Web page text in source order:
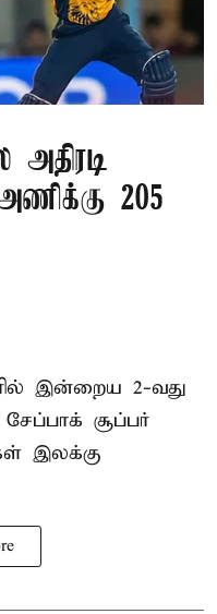
205
இன்றைய 2-வது
சூப்பர்
இலக்கு